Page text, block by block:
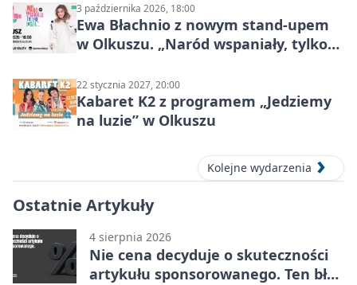
3 października 2026, 18:00
Ewa Błachnio z nowym stand-upem
w Olkuszu. „Naród wspaniały, tylko
22 stycznia 2027, 20:00
Kabaret K2 z programem „Jedziemy
na luzie” w Olkuszu
Kolejne wydarzenia
Ostatnie Artykuły
4 sierpnia 2026
Nie cena decyduje o skuteczności
artykułu sponsorowanego. Ten błąd